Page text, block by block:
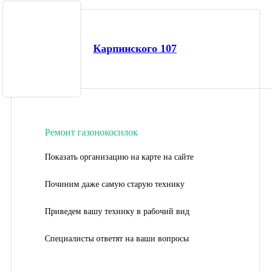
Карпинского 107
Ремонт газонокосилок
Показать организацию на карте на сайте
Починим даже самую старую технику
Приведем вашу технику в рабочий вид
Специалисты ответят на ваши вопросы